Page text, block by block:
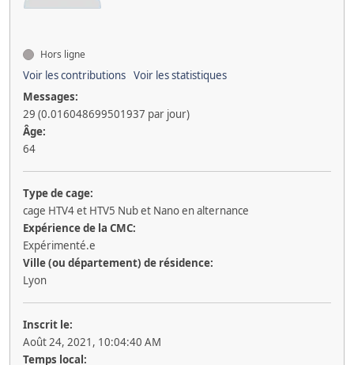
Hors ligne
Voir les contributions Voir les statistiques
Messages:
29 (0.016048699501937 par jour)
Âge:
64
Type de cage:
cage HTV4 et HTV5 Nub et Nano en alternance
Expérience de la CMC:
Expérimenté.e
Ville (ou département) de résidence:
Lyon
Inscrit le:
Août 24, 2021, 10:04:40 AM
Temps local: